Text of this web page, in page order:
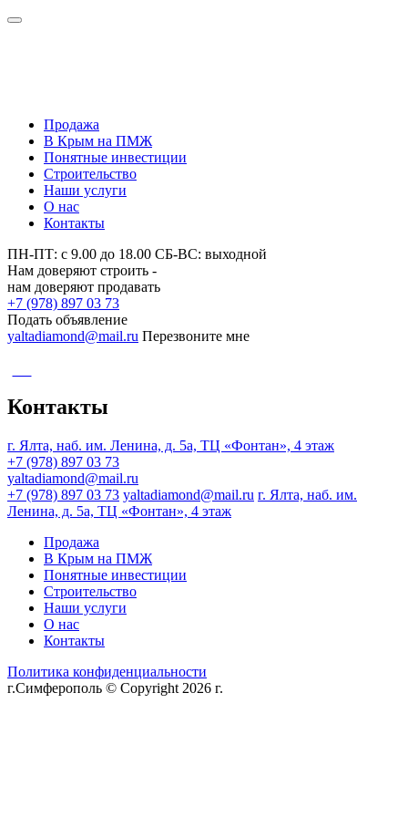
Продажа
В Крым на ПМЖ
Понятные инвестиции
Строительство
Наши услуги
О нас
Контакты
ПН-ПТ: с 9.00 до 18.00 СБ-ВС: выходной
Нам доверяют строить -
нам доверяют продавать
+7 (978) 897 03 73
Подать объявление
yaltadiamond@mail.ru Перезвоните мне
Контакты
г. Ялта, наб. им. Ленина, д. 5а, ТЦ «Фонтан», 4 этаж
+7 (978) 897 03 73
yaltadiamond@mail.ru
+7 (978) 897 03 73 yaltadiamond@mail.ru г. Ялта, наб. им.
Ленина, д. 5а, ТЦ «Фонтан», 4 этаж
Продажа
В Крым на ПМЖ
Понятные инвестиции
Строительство
Наши услуги
О нас
Контакты
Политика конфиденциальности
г.Симферополь © Copyright 2026 г.